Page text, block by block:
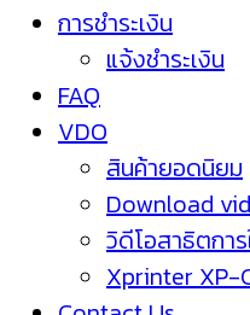
การชำระเงิน
แจ้งชำระเงิน
FAQ
VDO
สินค้ายอดนิยม
Download
วิดีโอสาธิตกา
Xprinter XP-